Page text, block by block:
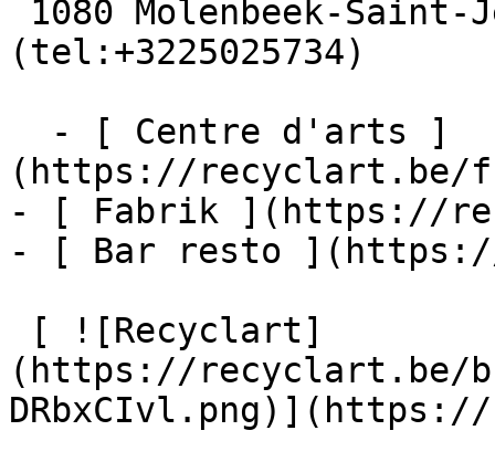
(tel:+3225025734)
(https://recyclart.be/
- [ Fabrik ](https://
- [ Bar resto
(https://recyclart.be/